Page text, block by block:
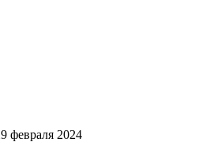
февраля 2024